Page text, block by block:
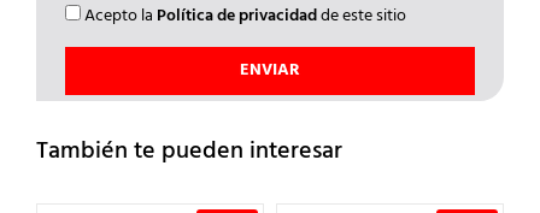
Acepto la Política de privacidadde este sitio
También te pueden interesar